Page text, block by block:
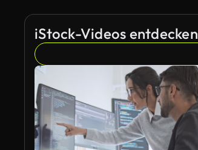
iStock-Videos entdecken